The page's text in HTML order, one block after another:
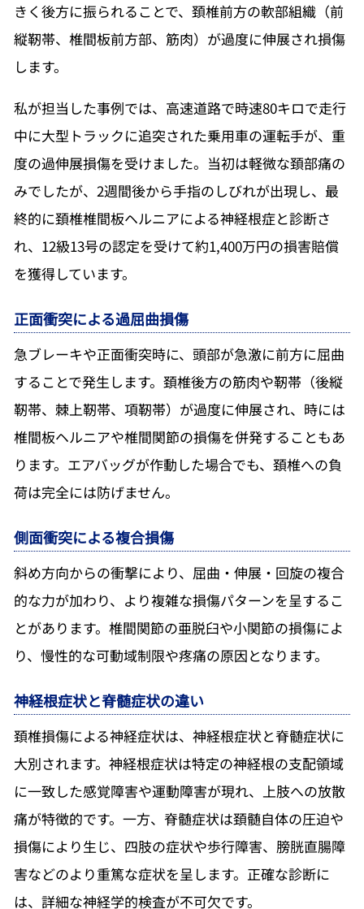
きく後方に振られることで、頚椎前方の軟部組織（前
縦靭帯、椎間板前方部、筋肉）が過度に伸展され損傷
します。
私が担当した事例では、高速道路で時速80キロで走行
中に大型トラックに追突された乗用車の運転手が、重
度の過伸展損傷を受けました。当初は軽微な頚部痛の
みでしたが、2週間後から手指のしびれが出現し、最
終的に頚椎椎間板ヘルニアによる神経根症と診断さ
れ、12級13号の認定を受けて約1,400万円の損害賠償
を獲得しています。
正面衝突による過屈曲損傷
急ブレーキや正面衝突時に、頭部が急激に前方に屈曲
することで発生します。頚椎後方の筋肉や靭帯（後縦
靭帯、棘上靭帯、項靭帯）が過度に伸展され、時には
椎間板ヘルニアや椎間関節の損傷を併発することもあ
ります。エアバッグが作動した場合でも、頚椎への負
荷は完全には防げません。
側面衝突による複合損傷
斜め方向からの衝撃により、屈曲・伸展・回旋の複合
的な力が加わり、より複雑な損傷パターンを呈するこ
とがあります。椎間関節の亜脱臼や小関節の損傷によ
り、慢性的な可動域制限や疼痛の原因となります。
神経根症状と脊髄症状の違い
頚椎損傷による神経症状は、神経根症状と脊髄症状に
大別されます。神経根症状は特定の神経根の支配領域
に一致した感覚障害や運動障害が現れ、上肢への放散
痛が特徴的です。一方、脊髄症状は頚髄自体の圧迫や
損傷により生じ、四肢の症状や歩行障害、膀胱直腸障
害などのより重篤な症状を呈します。正確な診断に
は、詳細な神経学的検査が不可欠です。